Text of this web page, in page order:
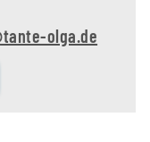
olga.de